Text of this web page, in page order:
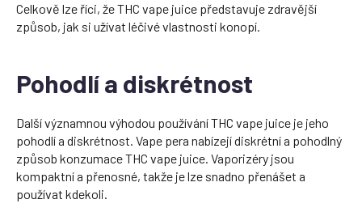
Celkově lze říci, že THC vape juice představuje zdravější
způsob, jak si užívat léčivé vlastnosti konopí.
Pohodlí a diskrétnost
Další významnou výhodou používání THC vape juice je jeho
pohodlí a diskrétnost. Vape pera nabízejí diskrétní a pohodlný
způsob konzumace THC vape juice. Vaporizéry jsou
kompaktní a přenosné, takže je lze snadno přenášet a
používat kdekoli.